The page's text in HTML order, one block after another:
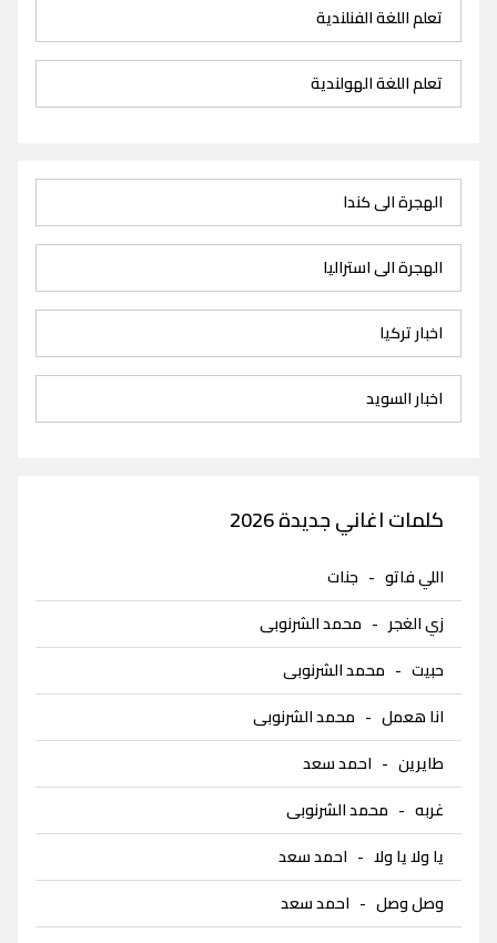
تعلم اللغة الفنلندية
تعلم اللغة الهولندية
الهجرة الى كندا
الهجرة الى استراليا
اخبار تركيا
اخبار السويد
كلمات اغاني جديدة 2026
اللي فاتو - جنات
زي الغجر- محمد الشرنوبى
حبيت - محمد الشرنوبى
انا هعمل - محمد الشرنوبى
طايرين - احمد سعد
غربه - محمد الشرنوبى
يا ولا يا ولا - احمد سعد
وصل وصل - احمد سعد